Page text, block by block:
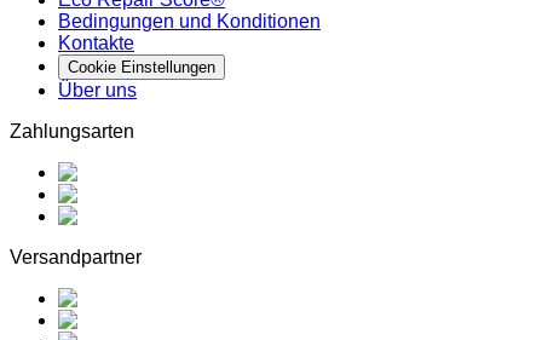
Bedingungen und Konditionen
Kontakte
Cookie Einstellungen
Über uns
Zahlungsarten
Versandpartner